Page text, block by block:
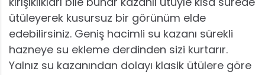
ütüleyerek kusursuz bir görünüm elde
edebilirsiniz. Geniş hacimli su kazanı sürekli
hazneye su ekleme derdinden sizi kurtarır.
Yalnız su kazanından dolayı klasik ütülere göre